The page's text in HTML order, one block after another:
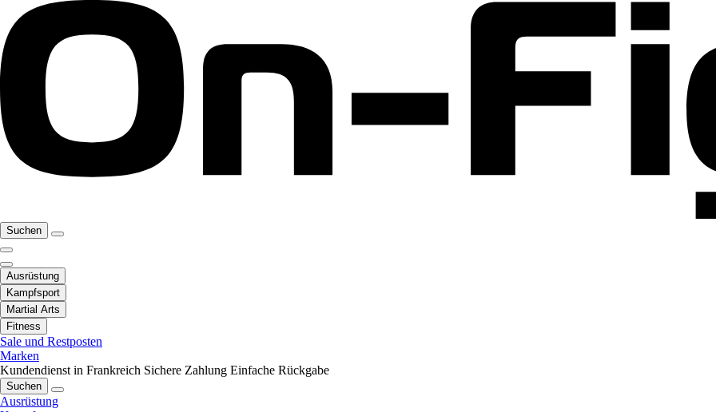
Suchen
Ausrüstung
Kampfsport
Martial Arts
Fitness
Sale und Restposten
Marken
Kundendienst in Frankreich Sichere Zahlung Einfache Rückgabe
Suchen
Ausrüstung